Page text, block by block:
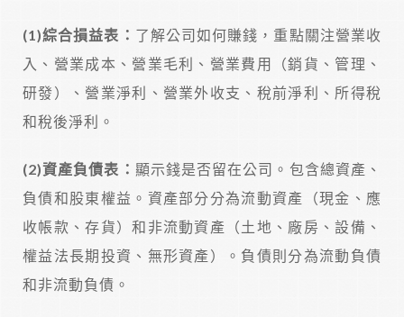
(1)綜合損益表： 了解公司如何賺錢，重點關注營業收
入、營業成本、營業毛利、營業費用（銷貨、管理、
研發）、營業淨利、營業外收支、稅前淨利、所得稅
和稅後淨利。
(2)資產負債表： 顯示錢是否留在公司。包含總資產、
負債和股東權益。資產部分分為流動資產（現金、應
收帳款、存貨）和非流動資產（土地、廠房、設備、
權益法長期投資、無形資產）。負債則分為流動負債
和非流動負債。